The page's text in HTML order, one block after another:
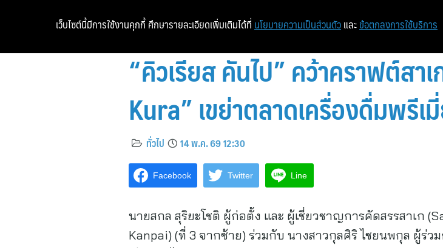
“คิวเรียส คันไป” คว้าคราฟต์ส
Kura” เขย่าตลาดเครื่องดื่มพรีเ
ทั่วไป 14 พ.ค. 69 12:30
Facebook Twitter Line
นายสกล สุริยะโชติ ผู้ก่อตั้ง และ ผู้เชี่ยวชาญการคัดสรรสาเก
Kanpai) (ที่ 3 จากซ้าย) ร่วมกับ นางสาวกุลศิริ ไชยนพกุล ผู้ร่
เว็บไซต์นี้มีการใช้งานคุกกี้ ศึกษารายละเอียดเพิ่มเติมได้ที่ นโยบายความเป็นส่วนตัว และ ข้อตกลงการใช้บริการ